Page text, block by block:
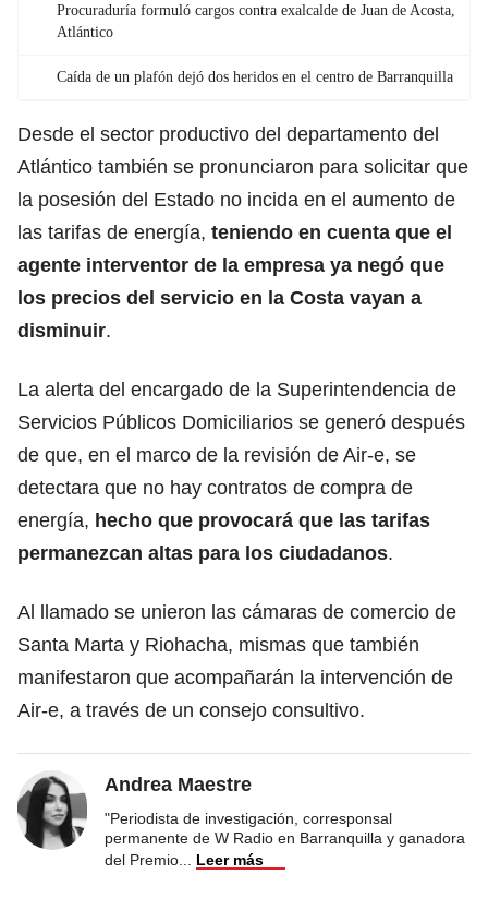
Procuraduría formuló cargos contra exalcalde de Juan de Acosta,
Atlántico
Caída de un plafón dejó dos heridos en el centro de Barranquilla
Desde el sector productivo del departamento del
Atlántico también se pronunciaron para solicitar que
la posesión del Estado no incida en el aumento de
las tarifas de energía, teniendo en cuenta que el
agente interventor de la empresa ya negó que
los precios del servicio en la Costa vayan a
disminuir.
La alerta del encargado de la Superintendencia de
Servicios Públicos Domiciliarios se generó después
de que, en el marco de la revisión de Air-e, se
detectara que no hay contratos de compra de
energía, hecho que provocará que las tarifas
permanezcan altas para los ciudadanos.
Al llamado se unieron las cámaras de comercio de
Santa Marta y Riohacha, mismas que también
manifestaron que acompañarán la intervención de
Air-e, a través de un consejo consultivo.
Andrea Maestre
"Periodista de investigación, corresponsal
permanente de W Radio en Barranquilla y ganadora
del Premio
Leer más